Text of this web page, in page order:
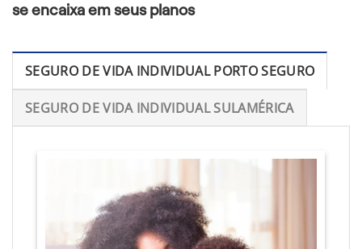
se encaixa em seus planos
SEGURO DE VIDA INDIVIDUAL PORTO SEGURO
SEGURO DE VIDA INDIVIDUAL SULAMÉRICA